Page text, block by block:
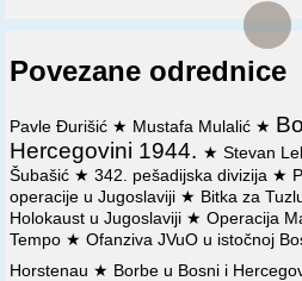
Povezane odrednice
Pavle Đurišić ★ Mustafa Mulalić ★
Hercegovini 1944. ★Stevan
Šubašić ★342. pešadijska divizija ★
operacije u Jugoslaviji ★ Bitka za
Holokaust u Jugoslaviji ★Operacija
Tempo ★Ofanziva JVuO u istočnoj
Horstenau ★ Borbe u Bosni i